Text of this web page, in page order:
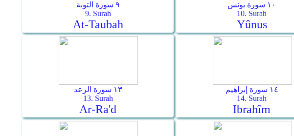
٩ سورة التوبة
9. Surah
At-Taubah
١٠ سورة يونس
10. Surah
Yûnus
١٣ سورة الرعد
13. Surah
Ar-Ra'd
١٤ سورة إبراهيم
14. Surah
Ibrahîm